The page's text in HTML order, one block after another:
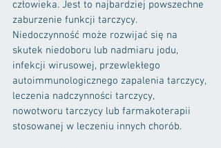
człowieka. Jest to najbardziej powszechne
zaburzenie funkcji tarczycy.
Niedoczynność może rozwijać się na
skutek niedoboru lub nadmiaru jodu,
infekcji wirusowej, przewlekłego
autoimmunologicznego zapalenia tarczycy,
leczenia nadczynności tarczycy,
nowotworu tarczycy lub farmakoterapii
stosowanej w leczeniu innych chorób.